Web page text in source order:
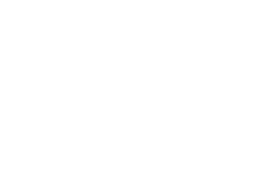
Piscina
Piscina Jacuzzi